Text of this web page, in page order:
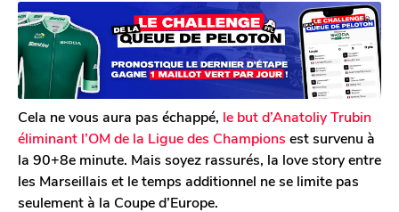
o
6
m
o
i
s
a
g
o
r
T
o
m
G
a
l
e
r
o
n
i
s
g
o
Cela ne vous aura pas échappé, le but d’Anatoliy Trubin
éliminant l’OM de la Ligue des Champions est survenu à
la 90+8e minute. Mais soyez rassurés, la love story entre
les Marseillais et le temps additionnel ne se limite pas
seulement à la Coupe d’Europe.